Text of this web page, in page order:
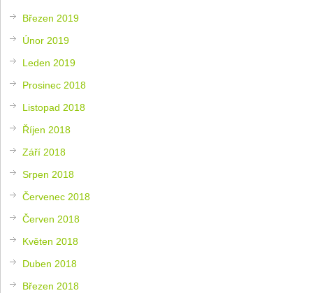
Březen 2019
Únor 2019
Leden 2019
Prosinec 2018
Listopad 2018
Říjen 2018
Září 2018
Srpen 2018
Červenec 2018
Červen 2018
Květen 2018
Duben 2018
Březen 2018